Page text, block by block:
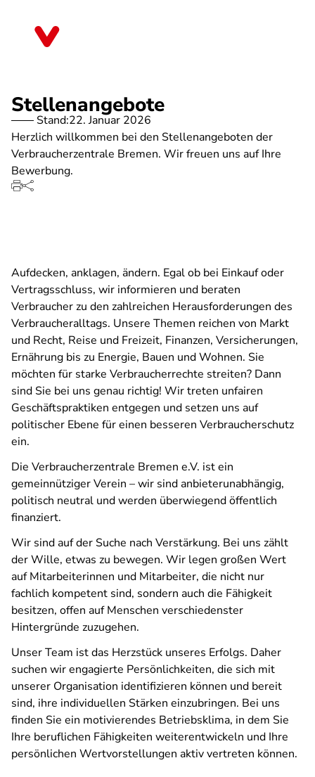
Stellenangebote
Stand:22. Januar 2026
Herzlich willkommen bei den Stellenangeboten der
Verbraucherzentrale Bremen. Wir freuen uns auf Ihre
Bewerbung.
Aufdecken, anklagen, ändern. Egal ob bei Einkauf oder
Vertragsschluss, wir informieren und beraten
Verbraucher zu den zahlreichen Herausforderungen des
Verbraucheralltags. Unsere Themen reichen von Markt
und Recht, Reise und Freizeit, Finanzen, Versicherungen,
Ernährung bis zu Energie, Bauen und Wohnen. Sie
möchten für starke Verbraucherrechte streiten? Dann
sind Sie bei uns genau richtig! Wir treten unfairen
Geschäftspraktiken entgegen und setzen uns auf
politischer Ebene für einen besseren Verbraucherschutz
ein.
Die Verbraucherzentrale Bremen e.V. ist ein
gemeinnütziger Verein – wir sind anbieterunabhängig,
politisch neutral und werden überwiegend öffentlich
finanziert.
Wir sind auf der Suche nach Verstärkung. Bei uns zählt
der Wille, etwas zu bewegen. Wir legen großen Wert
auf Mitarbeiterinnen und Mitarbeiter, die nicht nur
fachlich kompetent sind, sondern auch die Fähigkeit
besitzen, offen auf Menschen verschiedenster
Hintergründe zuzugehen.
Unser Team ist das Herzstück unseres Erfolgs. Daher
suchen wir engagierte Persönlichkeiten, die sich mit
unserer Organisation identifizieren können und bereit
sind, ihre individuellen Stärken einzubringen. Bei uns
finden Sie ein motivierendes Betriebsklima, in dem Sie
Ihre beruflichen Fähigkeiten weiterentwickeln und Ihre
persönlichen Wertvorstellungen aktiv vertreten können.